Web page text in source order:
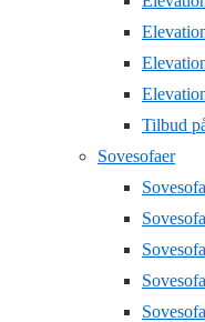
Tilbud
Sovesofaer